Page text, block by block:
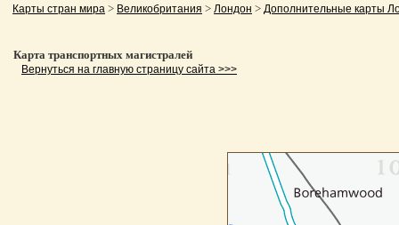
Карты стран мира > Великобритания > Лондон > Дополнительные карты
Карта транспортных магистралей
Вернуться на главную страницу сайта >>>